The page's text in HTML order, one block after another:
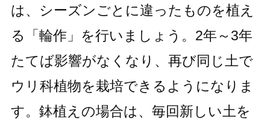
は、シーズンごとに違ったものを植え
る「輪作」を行いましょう。2年～3年
たてば影響がなくなり、再び同じ土で
ウリ科植物を栽培できるようになりま
す。鉢植えの場合は、毎回新しい土を